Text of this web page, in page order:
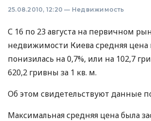
25.08.2010, 12:20 — Недвижимость
С 16 по 23 августа на первичном
недвижимости Киева средняя цена
понизилась на 0,7%, или на 102,7
620,2 гривны за 1 кв. м.
Об этом свидетельствуют данные
Максимальная средняя цена была